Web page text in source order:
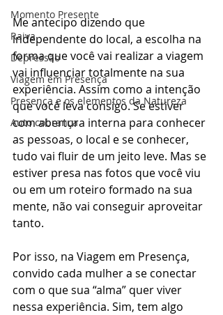
Momento Presente
Raiva
Depressão
Viagem em Presença
Presença e os elementos da Natureza
Auto cobrança
Me antecipo dizendo que
independente do local, a escolha na
forma que você vai realizar a viagem
vai influenciar totalmente na sua
experiência. Assim como a intenção
que você leva consigo. Se estiver
com abertura interna para conhecer
as pessoas, o local e se conhecer,
tudo vai fluir de um jeito leve. Mas se
estiver presa nas fotos que você viu
ou em um roteiro formado na sua
mente, não vai conseguir aproveitar
tanto.
Por isso, na Viagem em Presença,
convido cada mulher a se conectar
com o que sua “alma” quer viver
nessa experiência. Sim, tem algo